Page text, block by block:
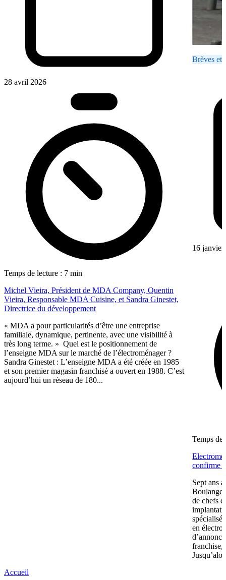
28 avril 2026
Temps de lecture : 7 min
Michel Vieira, Président de MDA Company, Quentin
Vieira, Responsable MDA Cuisine, et Sandra Ginestet,
Directrice du développement
« MDA a pour particularités d’être une entreprise
familiale, dynamique, pertinente, avec une visibilité à
très long terme. » Quel est le positionnement de
l’enseigne MDA sur le marché de l’électroménager ?
Sandra Ginestet : L’enseigne MDA a été créée en 1985
et son premier magasin franchisé a ouvert en 1988. C’est
aujourd’hui un réseau de 180...
Brèves et
16 janvier
Temps de
confirme
Sept ans
de chefs
spécialisé
en
franchise,
Accueil